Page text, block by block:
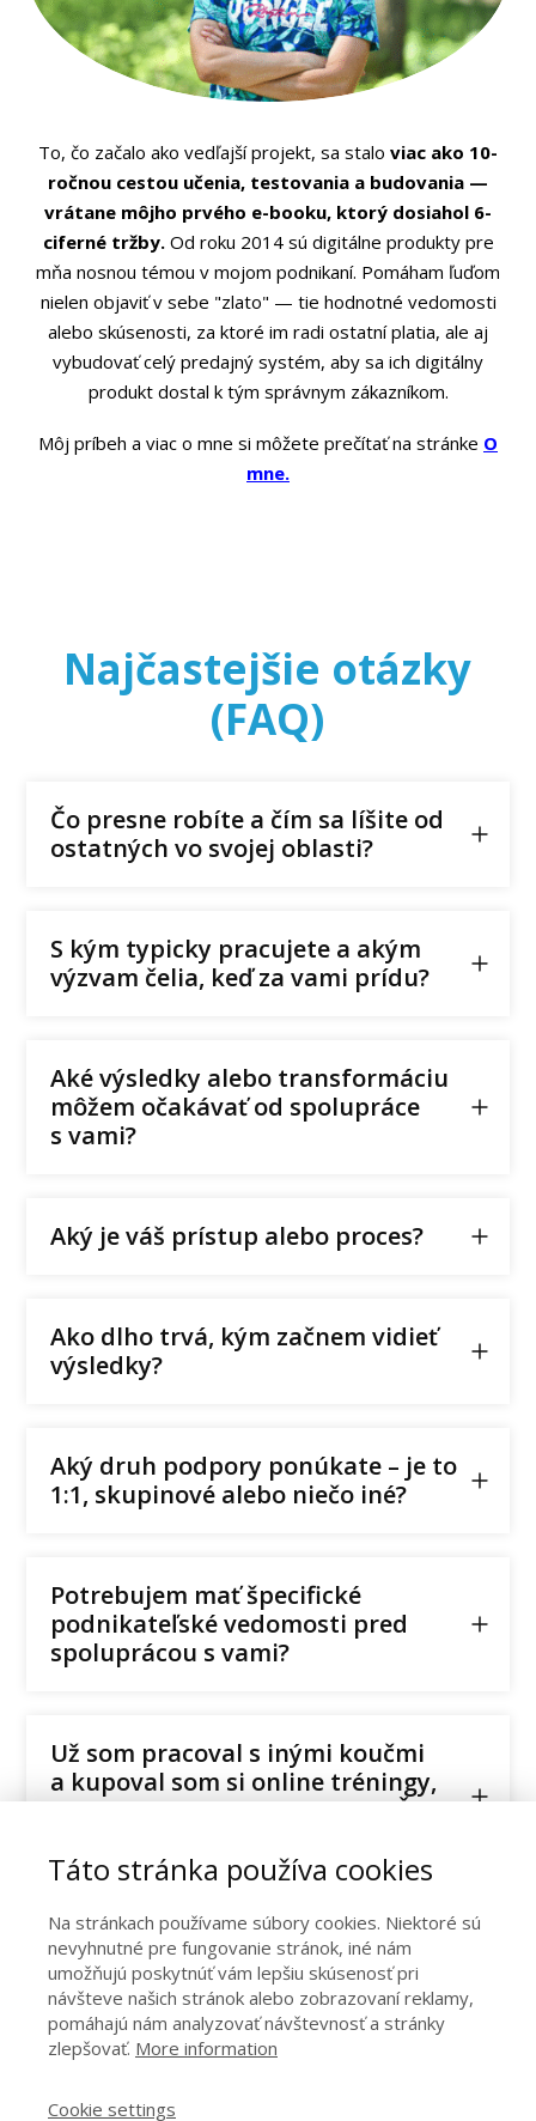
To, čo začalo ako vedľajší projekt, sa stalo viac ako 10-
ročnou cestou učenia, testovania a budovania —
vrátane môjho prvého e-booku, ktorý dosiahol 6-
ciferné tržby.Od roku 2014 sú digitálne produkty pre
mňa nosnou témou v mojom podnikaní. Pomáham ľuďom
nielen objaviť v sebe "zlato" — tie hodnotné vedomosti
alebo skúsenosti, za ktoré im radi ostatní platia, ale aj
vybudovať celý predajný systém, aby sa ich digitálny
produkt dostal k tým správnym zákazníkom.
Môj príbeh a viac o mne si môžete prečítať na stránke O
mne.
Najčastejšie otázky
(FAQ)
Čo presne robíte a čím sa líšite od
ostatných vo svojej oblasti?
S kým typicky pracujete a akým
výzvam čelia, keď za vami prídu?
Aké výsledky alebo transformáciu
môžem očakávať od spolupráce
s vami?
Aký je váš prístup alebo proces?
Ako dlho trvá, kým začnem vidieť
výsledky?
Aký druh podpory ponúkate – je to
1:1, skupinové alebo niečo iné?
Potrebujem mať špecifické
podnikateľské vedomosti pred
spoluprácou s vami?
Už som pracoval s inými koučmi
a kupoval som si online tréningy,
ale nedosiahol som výsledky. Čím
Kontakt
Táto stránka používa cookies
Na stránkach používame súbory cookies. Niektoré sú
nevyhnutné pre fungovanie stránok, iné nám
umožňujú poskytnúť vám lepšiu skúsenosť pri
návšteve našich stránok alebo zobrazovaní reklamy,
pomáhajú nám analyzovať návštevnosť a stránky
zlepšovať. More information
Cookie settings